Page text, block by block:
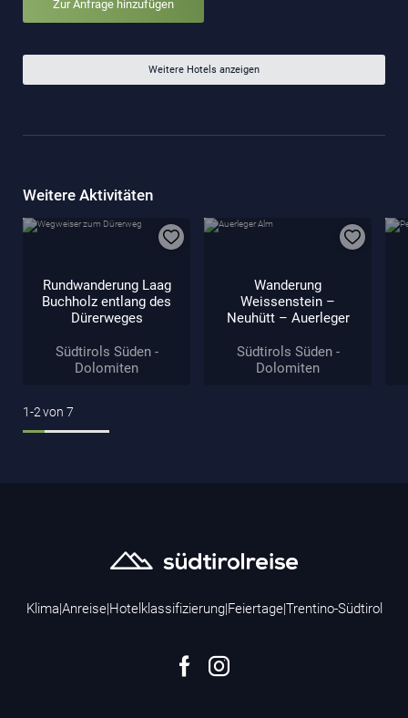
Zur Anfrage hinzufügen
Weitere Hotels anzeigen
Weitere Aktivitäten
Rundwanderung Laag
Buchholz entlang des
Dürerweges
Südtirols Süden -
Dolomiten
Wanderung
Weissenstein –
Neuhütt – Auerleger
Südtirols Süden -
Dolomiten
1-2von 7
Klima|Anreise|Hotelklassifizierung|Feiertage|Trentino-Südtirol